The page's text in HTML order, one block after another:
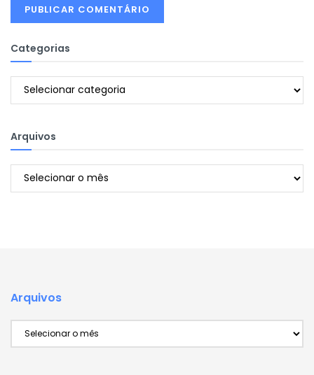
Categorias
Categorias
Arquivos
Arquivos
Arquivos